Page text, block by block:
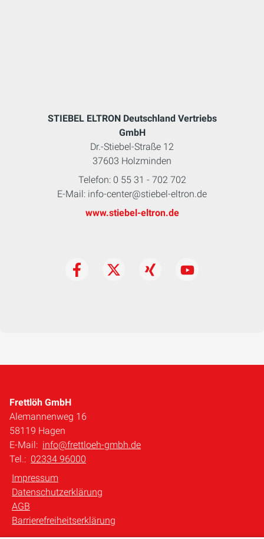
STIEBEL ELTRON Deutschland Vertriebs
GmbH
Dr.-Stiebel-Straße 12
37603 Holzminden
Telefon: 0 55 31 - 702 702
E-Mail: info-center@stiebel-eltron.de
www.stiebel-eltron.de
Frettlöh GmbH
Alemannenweg 16
58119 Hagen
E-Mail: info@frettloeh-gmbh.de
Tel.: 02334 96000
Impressum
Datenschutzerklärung
AGB
Barrierefreiheitserklärung